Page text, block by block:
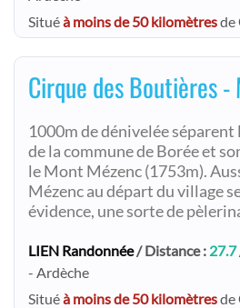
Situéà moins de 50 kilomètresde
Cirque des Boutières -
1000m de dénivelée séparent
de la commune de Borée et
le Mont Mézenc (1753m).
Mézenc au départ du village
évidence, une sorte de
LIEN Randonnée/ Distance : 27.7
- Ardèche
Situéà moins de 50 kilomètresde